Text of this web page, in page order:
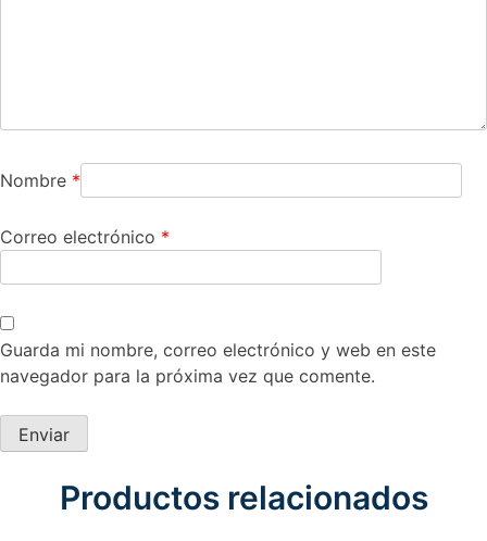
Nombre *
Correo electrónico *
Guarda mi nombre, correo electrónico y web en este
navegador para la próxima vez que comente.
Productos relacionados